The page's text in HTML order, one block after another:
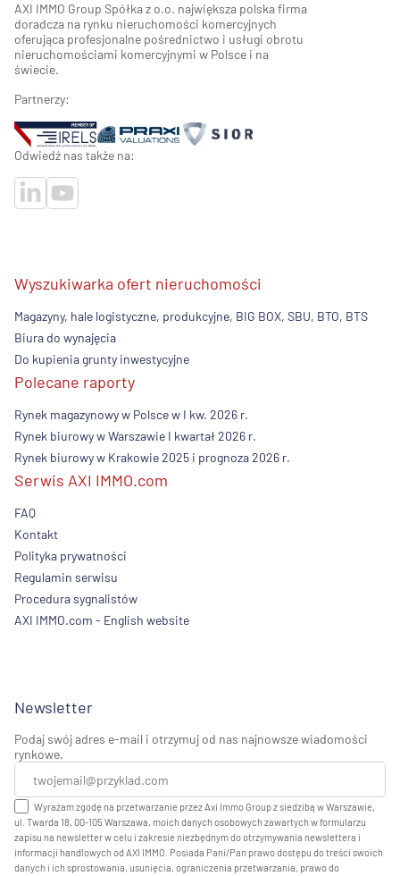
AXI IMMO Group Spółka z o.o. największa polska firma
doradcza na rynku nieruchomości komercyjnych
oferująca profesjonalne pośrednictwo i usługi obrotu
nieruchomościami komercyjnymi w Polsce i na
świecie.
Partnerzy:
Odwiedź nas także na:
Wyszukiwarka ofert nieruchomości
Magazyny, hale logistyczne, produkcyjne, BIG BOX, SBU, BTO, BTS
Biura do wynajęcia
Do kupienia grunty inwestycyjne
Polecane raporty
Rynek magazynowy w Polsce w I kw. 2026 r.
Rynek biurowy w Warszawie I kwartał 2026 r.
Rynek biurowy w Krakowie 2025 i prognoza 2026 r.
Serwis AXI IMMO.com
FAQ
Kontakt
Polityka prywatności
Regulamin serwisu
Procedura sygnalistów
AXI IMMO.com - English website
Newsletter
Podaj swój adres e-mail i otrzymuj od nas najnowsze wiadomości
rynkowe.
Wyrażam zgodę na przetwarzanie przez Axi Immo Group z siedzibą w Warszawie,
ul. Twarda 18, 00-105 Warszawa, moich danych osobowych zawartych w formularzu
zapisu na newsletter w celu i zakresie niezbędnym do otrzymywania newslettera i
informacji handlowych od AXI IMMO. Posiada Pani/Pan prawo dostępu do treści swoich
danych i ich sprostowania, usunięcia, ograniczenia przetwarzania, prawo do